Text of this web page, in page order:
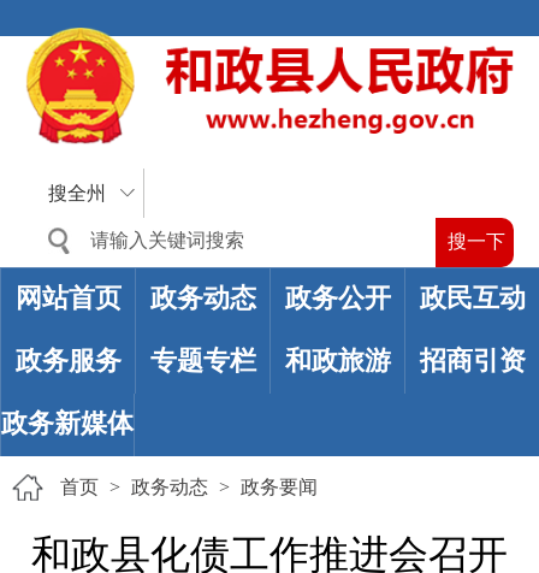
搜全州
网站首页 政务动态 政务公开 政民互动
政务服务 专题专栏 和政旅游 招商引资
政务新媒体
首页 > 政务动态 > 政务要闻
和政县化债工作推进会召开